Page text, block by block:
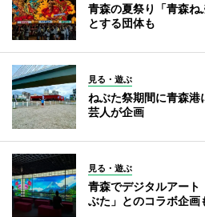
青森の夏祭り「青森
とする団体も
見る・遊ぶ
ねぶた祭期間に青森港
芸人が企画
見る・遊ぶ
青森でデジタルアート
ぶた」とのコラボ企画